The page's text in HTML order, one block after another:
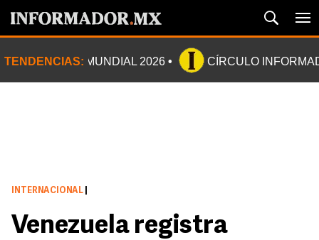
TENDENCIAS: MUNDIAL 2026 CÍRCULO
INTERNACIONAL
Venezuela registra